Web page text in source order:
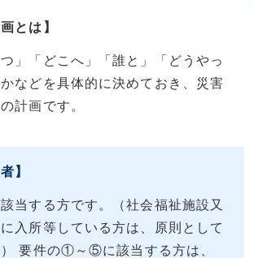
とは】
」「どこへ」「誰と」「どうやっ
などを具体的に決めておき、災害
計画です。
】
当する方です。（社会福祉施設又
入所等している方は、原則として
要件の①～⑤に該当する方は、